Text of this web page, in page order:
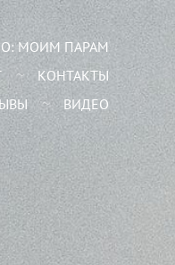
МОИМ ПАРАМ
КОНТАКТЫ
ВИДЕО